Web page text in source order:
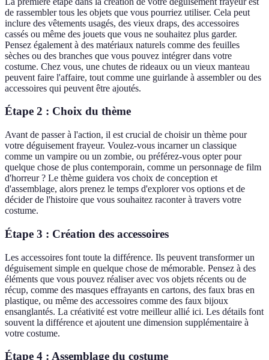
de rassembler tous les objets que vous pourriez utiliser. Cela peut
inclure des vêtements usagés, des vieux draps, des accessoires
cassés ou même des jouets que vous ne souhaitez plus garder.
Pensez également à des matériaux naturels comme des feuilles
sèches ou des branches que vous pouvez intégrer dans votre
costume. Chez vous, une chutes de rideaux ou un vieux manteau
peuvent faire l'affaire, tout comme une guirlande à assembler ou des
accessoires qui peuvent être ajoutés.
Étape 2 : Choix du thème
Avant de passer à l'action, il est crucial de choisir un thème pour
votre déguisement frayeur. Voulez-vous incarner un classique
comme un vampire ou un zombie, ou préférez-vous opter pour
quelque chose de plus contemporain, comme un personnage de film
d'horreur ? Le thème guidera vos choix de conception et
d'assemblage, alors prenez le temps d'explorer vos options et de
décider de l'histoire que vous souhaitez raconter à travers votre
costume.
Étape 3 : Création des accessoires
Les accessoires font toute la différence. Ils peuvent transformer un
déguisement simple en quelque chose de mémorable. Pensez à des
éléments que vous pouvez réaliser avec vos objets récents ou de
récup, comme des masques effrayants en cartons, des faux bras en
plastique, ou même des accessoires comme des faux bijoux
ensanglantés. La créativité est votre meilleur allié ici. Les détails font
souvent la différence et ajoutent une dimension supplémentaire à
votre costume.
Étape 4 : Assemblage du costume